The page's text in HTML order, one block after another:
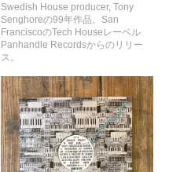
Swedish House producer, Tony
Senghoreの99年作品。San
FranciscoのTech Houseレーベル
Panhandle Recordsからのリリー
ス。